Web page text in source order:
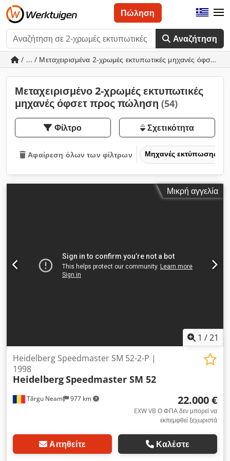
Αναζήτηση
Πώληση
/ ... / Μεταχειρισμένα 2-χρωμές εκτυπωτικές μηχανές όφσετ
Μεταχειρισμένο 2-χρωμές εκτυπωτικές
μηχανές όφσετ προς πώληση (54)
Φίλτρο Σχετικότητα
Αφαίρεση όλων των φίλτρων Μηχανές εκτύπωσης &
Μικρή αγγελία
1 /21
Târgu Neamț 977 km
Heidelberg Speedmaster SM 52-2-P |
1998
HeidelbergSpeedmaster SM 52
22.000 €
EXW VB Ο ΦΠΑ δεν μπορεί να
εκπεμφθεί ξεχωριστά
Αιτηθείτε Καλέστε